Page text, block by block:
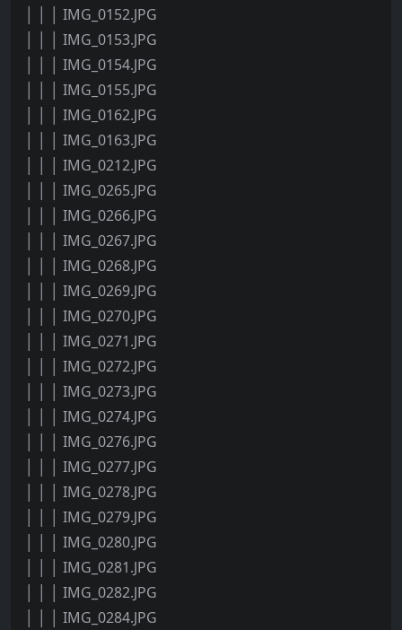
│ │ │ IMG_0152.JPG
│ │ │ IMG_0153.JPG
│ │ │ IMG_0154.JPG
│ │ │ IMG_0155.JPG
│ │ │ IMG_0162.JPG
│ │ │ IMG_0163.JPG
│ │ │ IMG_0212.JPG
│ │ │ IMG_0265.JPG
│ │ │ IMG_0266.JPG
│ │ │ IMG_0267.JPG
│ │ │ IMG_0268.JPG
│ │ │ IMG_0269.JPG
│ │ │ IMG_0270.JPG
│ │ │ IMG_0271.JPG
│ │ │ IMG_0272.JPG
│ │ │ IMG_0273.JPG
│ │ │ IMG_0274.JPG
│ │ │ IMG_0276.JPG
│ │ │ IMG_0277.JPG
│ │ │ IMG_0278.JPG
│ │ │ IMG_0279.JPG
│ │ │ IMG_0280.JPG
│ │ │ IMG_0281.JPG
│ │ │ IMG_0282.JPG
│ │ │ IMG_0284.JPG